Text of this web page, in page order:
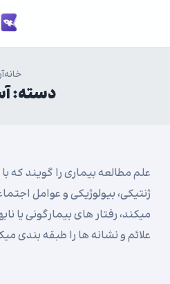
خانه
دسته:
علم مطالعه بیماری را گویند که
ژنتیکی، بیولوژیکی و عوامل
میکند، رفتار های بیمارگونی یا
علائم و نشانه ها را طبقه بندی